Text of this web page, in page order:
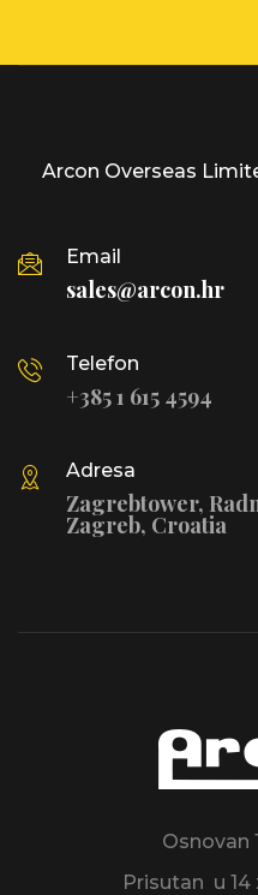
Arcon Overseas
Email
sales@arcon.hr
Telefon
+385 1 615 4594
Adresa
Zagrebtower,
Zagreb, Croatia
Osnovan
Prisutan u 14